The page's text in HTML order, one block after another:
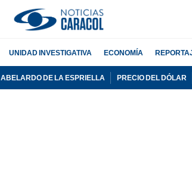
UNIDAD INVESTIGATIVA ECONOMÍA
ABELARDO DE LA ESPRIELLA PRECIO DEL DÓLAR